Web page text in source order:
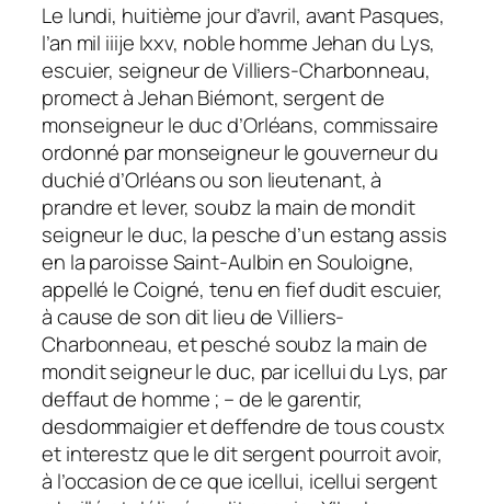
Le lundi, huitième jour d’avril, avant Pasques,
l’an mil iiije lxxv, noble homme Jehan du Lys,
escuier, seigneur de Villiers-Charbonneau,
promect à Jehan Biémont, sergent de
monseigneur le duc d’Orléans, commissaire
ordonné par monseigneur le gouverneur du
duchié d’Orléans ou son lieutenant, à
prandre et lever, soubz la main de mondit
seigneur le duc, la pesche d’un estang assis
en la paroisse Saint-Aulbin en Souloigne,
appellé le Coigné, tenu en fief dudit escuier,
à cause de son dit lieu de Villiers-
Charbonneau, et pesché soubz la main de
mondit seigneur le duc, par icellui du Lys, par
deffaut de homme ; – de le garentir,
desdommaigier et deffendre de tous coustx
et interestz que le dit sergent pourroit avoir,
à l’occasion de ce que icellui, icellui sergent